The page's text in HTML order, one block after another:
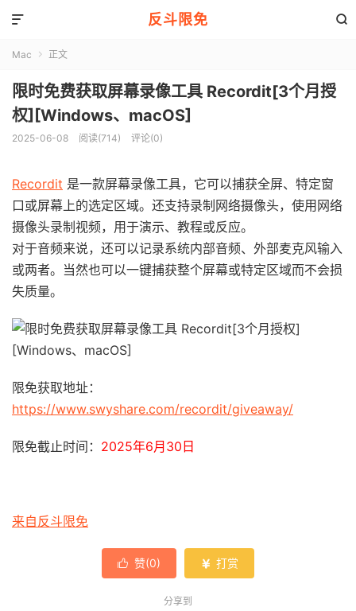
反斗限免 

Mac  正文
限时免费获取屏幕录像工具 Recordit[3个月授
权][Windows、macOS]
2025-06-08 阅读(714) 评论(0)
Recordit 是一款屏幕录像工具，它可以捕获全屏、特定窗
口或屏幕上的选定区域。还支持录制网络摄像头，使用网络
摄像头录制视频，用于演示、教程或反应。
对于音频来说，还可以记录系统内部音频、外部麦克风输入
或两者。当然也可以一键捕获整个屏幕或特定区域而不会损
失质量。
限免获取地址：
https://www.swyshare.com/recordit/giveaway/
限免截止时间： 2025年6月30日
来自反斗限免
 赞(0)  打赏
分享到